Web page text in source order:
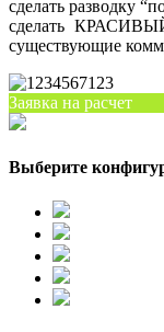
сделать разводку
сделать
существующие
Заявка на расчет
Выберите